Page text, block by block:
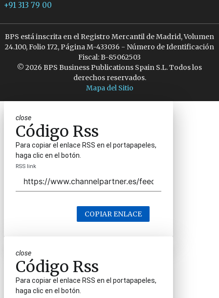
+91 313 79 00
BPS está inscrita en el Registro Mercantil de Madrid, Volumen
24.100, Folio 172, Página M-433036 - Número de Identificación
Fiscal: B-85062503
© 2026 BPS Business Publications Spain S.L. Todos los
derechos reservados.
Mapa del Sitio
close
Código Rss
Para copiar el enlace RSS en el portapapeles,
haga clic en el botón.
RSS link
COPIAR ENLACE
close
Código Rss
Para copiar el enlace RSS en el portapapeles,
haga clic en el botón.